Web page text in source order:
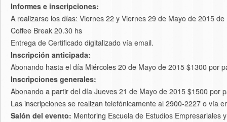
Informes e inscripciones:
A realizarse los días: Viernes 22 y Viernes 29 de Mayo de 2015
Coffee Break 20.30 hs
Entrega de Certificado digitalizado vía email.
Inscripción anticipada:
Abonando hasta el día Miércoles 20 de Mayo de 2015 $1300 por
Inscripciones generales:
Abonando a partir del día Jueves 21 de Mayo de 2015 $1500 por
Las inscripciones se realizan telefónicamente al 2900-2227 o vía
Salón del evento: Mentoring Escuela de Estudios Empresariales